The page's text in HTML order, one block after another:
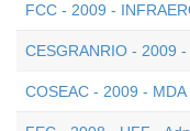
FCC - 2009 -
CESGRANRIO - 2009
COSEAC - 2009 -